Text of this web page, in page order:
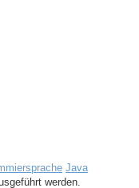
Java
werden.